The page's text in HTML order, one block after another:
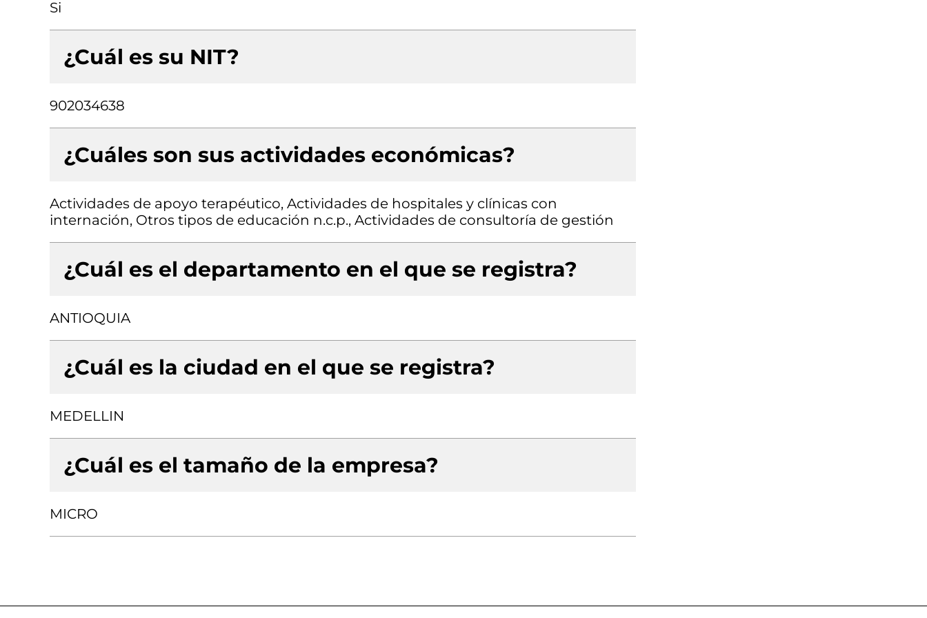
Si
¿Cuál es su NIT?
902034638
¿Cuáles son sus actividades económicas?
Actividades de apoyo terapéutico, Actividades de hospitales y clínicas con
internación, Otros tipos de educación n.c.p., Actividades de consultoría de gestión
¿Cuál es el departamento en el que se registra?
ANTIOQUIA
¿Cuál es la ciudad en el que se registra?
MEDELLIN
¿Cuál es el tamaño de la empresa?
MICRO